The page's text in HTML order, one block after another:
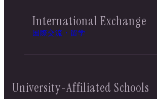
International Exchange
国際交流・留学
University-Affiliated Schools